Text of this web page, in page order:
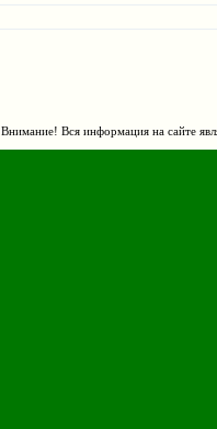
Внимание! Вся информация на сайте